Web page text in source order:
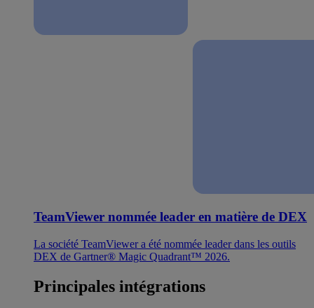
TeamViewer nommée leader en matière de DEX
La société TeamViewer a été nommée leader dans les outils
DEX de Gartner® Magic Quadrant™ 2026.
Principales intégrations